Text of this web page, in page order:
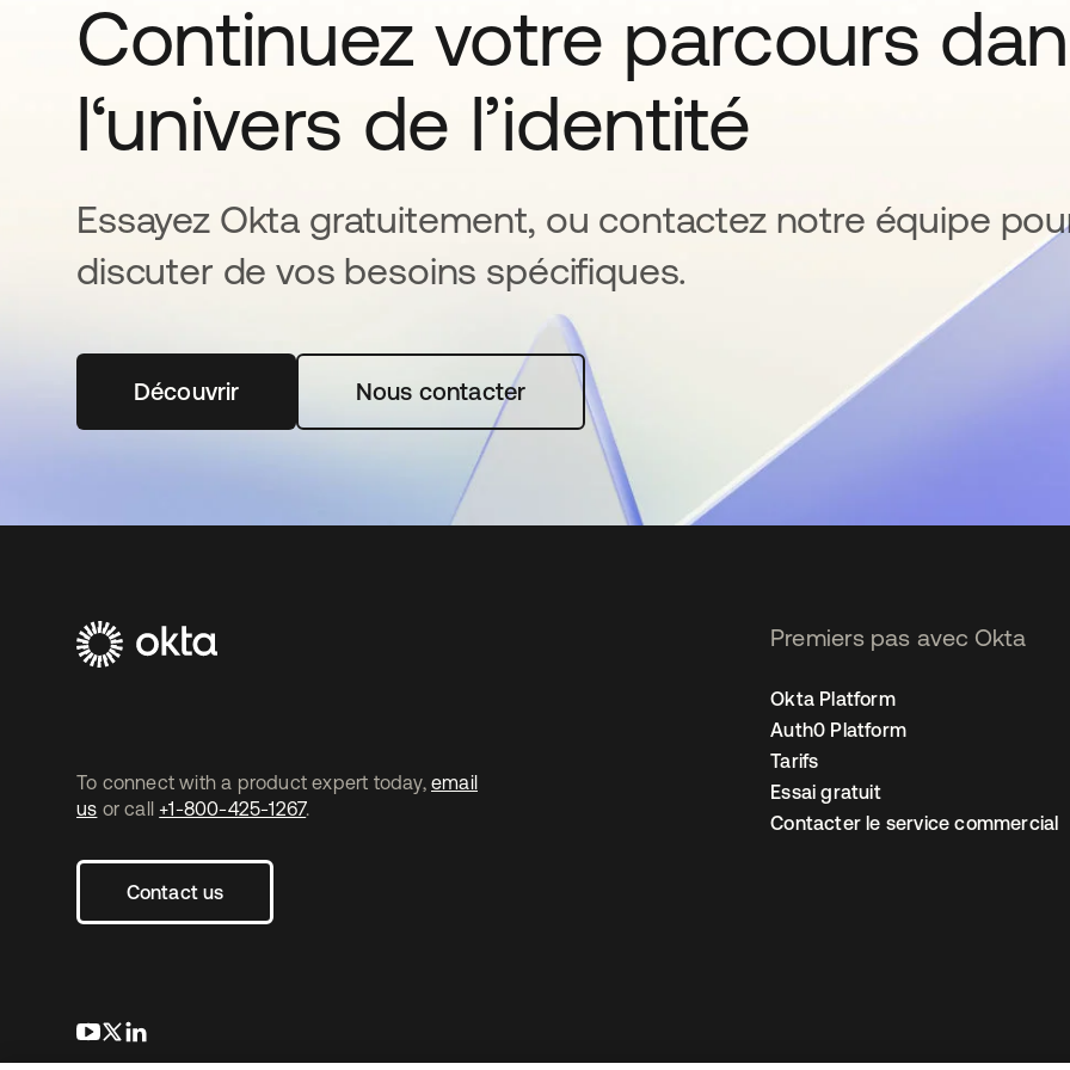
Continuez votre parcours
l‘univers de l’identité
Essayez Okta gratuitement, ou contactez notre équipe
discuter de vos besoins spécifiques.
Découvrirs’ouvre dans un nouvel onglet
Nous contacter
To connect with a product expert today, email
us or call +1-800-425-1267.
Contact us
s’ouvre dans un nouvel onglet
s’ouvre dans un nouvel onglet
Premiers pas avec Okta
Okta Platform
Auth0 Platform
Tarifs
Essai gratuit
Contacter le service commercial